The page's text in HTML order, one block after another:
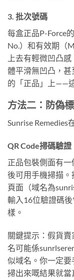
3. 批次號碼
每盒正品P-Force
No.）和有效期（
上去有輕微凹凸
體平滑無凹凸，
的「正品」上——
方法二：防偽
Sunrise Remedies
QR Code掃碼驗證
正品包裝側面有
後可用手機掃描。
頁面（域名為
輸入16位驗證碼後
樣。
關鍵提示：假貨
名可能係
似域名。你一定要
掃出來嘅結果就當